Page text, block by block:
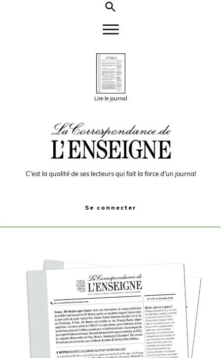
Lire le journal
C'est la qualité de ses lecteurs qui fait la force d'un journal
Se connecter